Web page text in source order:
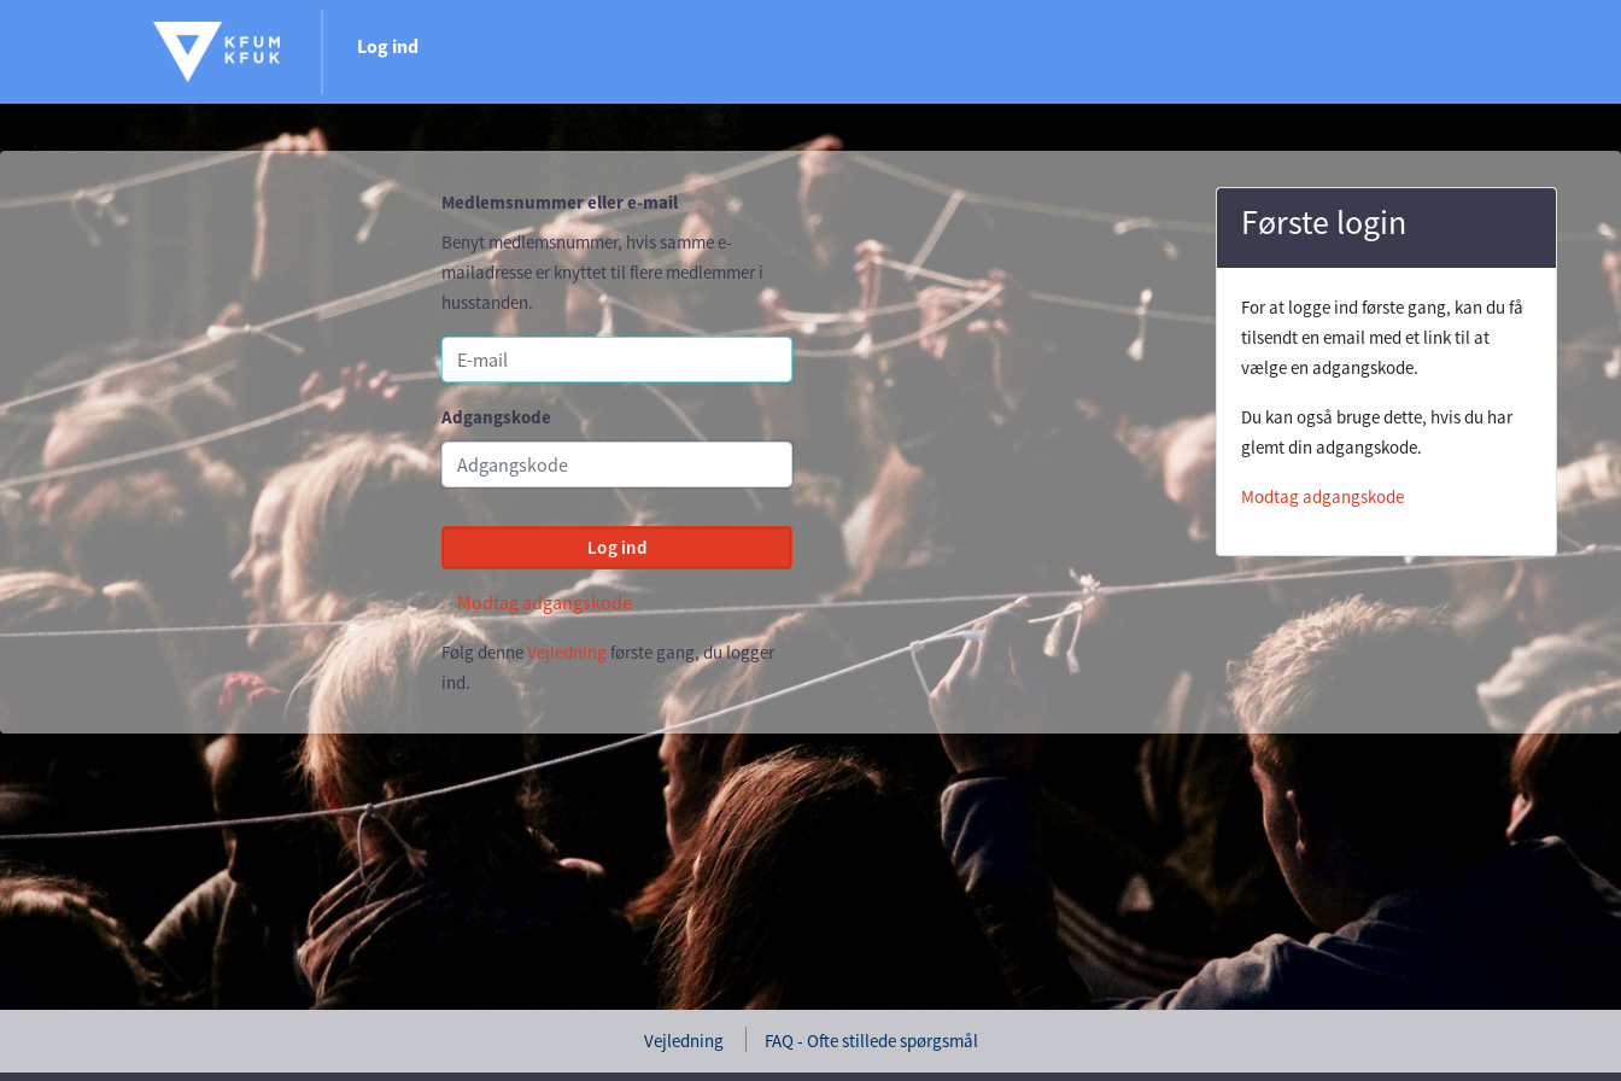
Log ind
Medlemsnummer eller e-mail
Benyt medlemsnummer, hvis samme e-
mailadresse er knyttet til flere medlemmer i
husstanden.
Adgangskode
Log ind
Modtag adgangskode
Følg denneVejledning første gang, du logger
ind.
Første login
For at logge ind første gang, kan du få
tilsendt en email med et link til at
vælge en adgangskode.
Du kan også bruge dette, hvis du har
glemt din adgangskode.
Modtag adgangskode
Vejledning FAQ - Ofte stillede spørgsmål